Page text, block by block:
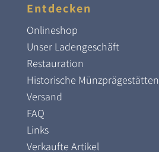
Entdecken
Onlineshop
Unser Ladengeschäft
Restauration
Historische Münzprägestätten
Versand
FAQ
Links
Verkaufte Artikel